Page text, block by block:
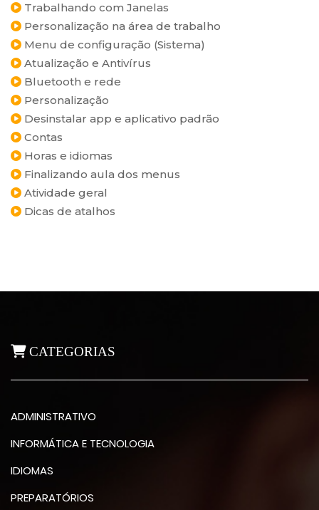
Trabalhando com Janelas
Personalização na área de trabalho
Menu de configuração (Sistema)
Atualização e Antivírus
Bluetooth e rede
Personalização
Desinstalar app e aplicativo padrão
Contas
Horas e idiomas
Finalizando aula dos menus
Atividade geral
Dicas de atalhos
CATEGORIAS
ADMINISTRATIVO
INFORMÁTICA E TECNOLOGIA
IDIOMAS
PREPARATÓRIOS